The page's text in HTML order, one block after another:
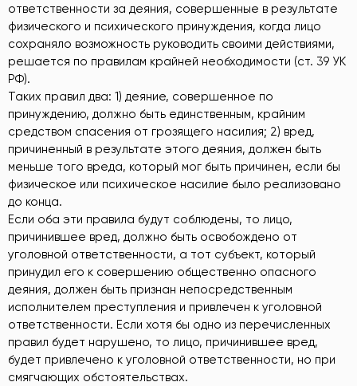
ответственности за деяния, совершенные в результате
физического и психического принуждения, когда лицо
сохраняло возможность руководить своими действиями,
решается по правилам крайней необходимости (ст. 39 УК
РФ).
Таких правил два: 1) деяние, совершенное по
принуждению, должно быть единственным, крайним
средством спасения от грозящего насилия; 2) вред,
причиненный в результате этого деяния, должен быть
меньше того вреда, который мог быть причинен, если бы
физическое или психическое насилие было реализовано
до конца.
Если оба эти правила будут соблюдены, то лицо,
причинившее вред, должно быть освобождено от
уголовной ответственности, а тот субъект, который
принудил его к совершению общественно опасного
деяния, должен быть признан непосредственным
исполнителем преступления и привлечен к уголовной
ответственности. Если хотя бы одно из перечисленных
правил будет нарушено, то лицо, причинившее вред,
будет привлечено к уголовной ответственности, но при
смягчающих обстоятельствах.